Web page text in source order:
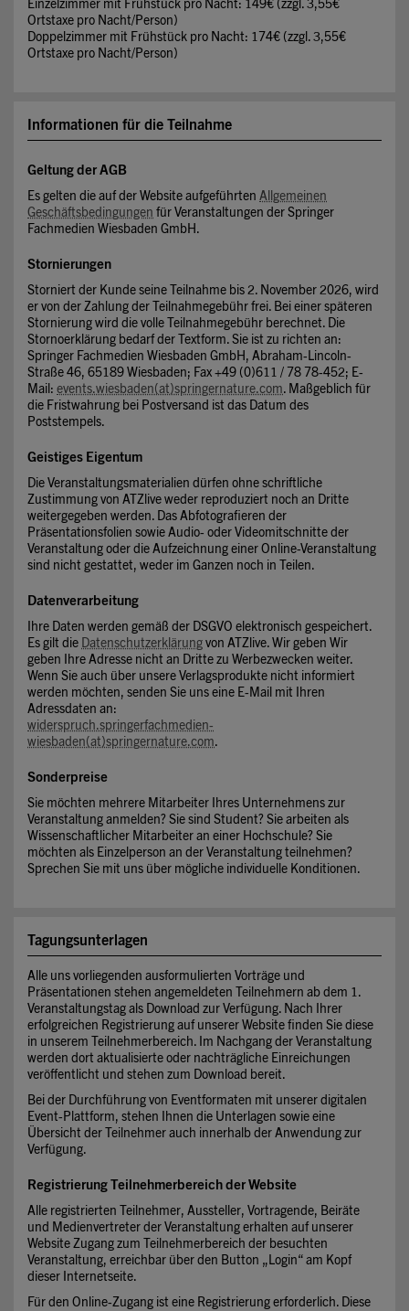
Einzelzimmer mit Frühstück pro Nacht: 149€ (zzgl. 3,55€
Ortstaxe pro Nacht/Person)
Doppelzimmer mit Frühstück pro Nacht: 174€ (zzgl. 3,55€
Ortstaxe pro Nacht/Person)
Informationen für die Teilnahme
Geltung der AGB
Es gelten die auf der Website aufgeführten Allgemeinen
Geschäftsbedingungen für Veranstaltungen der Springer
Fachmedien Wiesbaden GmbH.
Stornierungen
Storniert der Kunde seine Teilnahme bis 2. November 2026, wird
er von der Zahlung der Teilnahmegebühr frei. Bei einer späteren
Stornierung wird die volle Teilnahmegebühr berechnet. Die
Stornoerklärung bedarf der Textform. Sie ist zu richten an:
Springer Fachmedien Wiesbaden GmbH, Abraham-Lincoln-
Straße 46, 65189 Wiesbaden; Fax +49 (0)611 / 78 78-452; E-
Mail: events.wiesbaden(at)springernature.com. Maßgeblich für
die Fristwahrung bei Postversand ist das Datum des
Poststempels.
Geistiges Eigentum
Die Veranstaltungsmaterialien dürfen ohne schriftliche
Zustimmung von ATZlive weder reproduziert noch an Dritte
weitergegeben werden. Das Abfotografieren der
Präsentationsfolien sowie Audio- oder Videomitschnitte der
Veranstaltung oder die Aufzeichnung einer Online-Veranstaltung
sind nicht gestattet, weder im Ganzen noch in Teilen.
Datenverarbeitung
Ihre Daten werden gemäß der DSGVO elektronisch gespeichert.
Es gilt die Datenschutzerklärung von ATZlive. Wir geben Wir
geben Ihre Adresse nicht an Dritte zu Werbezwecken weiter.
Wenn Sie auch über unsere Verlagsprodukte nicht informiert
werden möchten, senden Sie uns eine E-Mail mit Ihren
Adressdaten an:
widerspruch.springerfachmedien-
wiesbaden(at)springernature.com.
Sonderpreise
Sie möchten mehrere Mitarbeiter Ihres Unternehmens zur
Veranstaltung anmelden? Sie sind Student? Sie arbeiten als
Wissenschaftlicher Mitarbeiter an einer Hochschule? Sie
möchten als Einzelperson an der Veranstaltung teilnehmen?
Sprechen Sie mit uns über mögliche individuelle Konditionen.
Tagungsunterlagen
Alle uns vorliegenden ausformulierten Vorträge und
Präsentationen stehen angemeldeten Teilnehmern ab dem 1.
Veranstaltungstag als Download zur Verfügung. Nach Ihrer
erfolgreichen Registrierung auf unserer Website finden Sie diese
in unserem Teilnehmerbereich. Im Nachgang der Veranstaltung
werden dort aktualisierte oder nachträgliche Einreichungen
veröffentlicht und stehen zum Download bereit.
Bei der Durchführung von Eventformaten mit unserer digitalen
Event-Plattform, stehen Ihnen die Unterlagen sowie eine
Übersicht der Teilnehmer auch innerhalb der Anwendung zur
Verfügung.
Registrierung Teilnehmerbereich der Website
Alle registrierten Teilnehmer, Aussteller, Vortragende, Beiräte
und Medienvertreter der Veranstaltung erhalten auf unserer
Website Zugang zum Teilnehmerbereich der besuchten
Veranstaltung, erreichbar über den Button „Login“ am Kopf
dieser Internetseite.
Für den Online-Zugang ist eine Registrierung erforderlich. Diese